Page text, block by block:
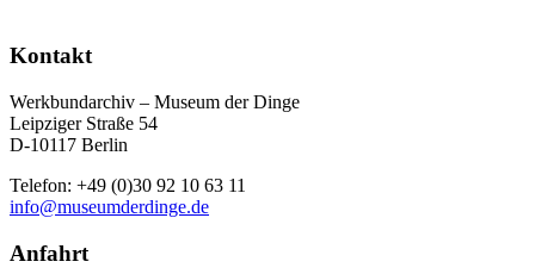
Kontakt
Werkbundarchiv – Museum der Dinge
Leipziger Straße 54
D-10117 Berlin
Telefon: +49 (0)30 92 10 63 11
info@museumderdinge.de
Anfahrt